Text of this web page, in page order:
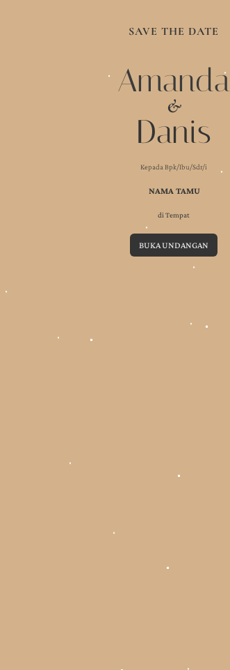
SAVE THE DATE
Amanda
&
Danis
Kepada Bpk/Ibu/Sdr/i
NAMA TAMU
di Tempat
BUKA UNDANGAN